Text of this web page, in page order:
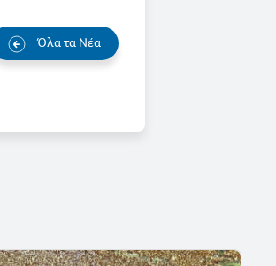
Όλα τα Νέα